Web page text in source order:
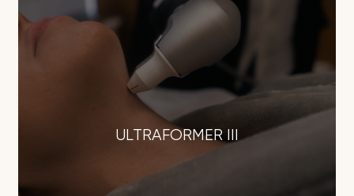
ULTRAFORMER III